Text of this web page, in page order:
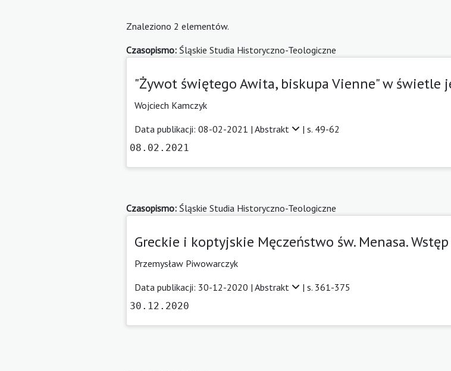
Znaleziono 2 elementów.
Czasopismo: Śląskie Studia Historyczno-Teologiczne
"Żywot świętego Awita, biskupa Vienne" w świetle
Wojciech Kamczyk
Data publikacji: 08-02-2021 | Abstrakt | s. 49-62
08.02.2021
Czasopismo: Śląskie Studia Historyczno-Teologiczne
Greckie i koptyjskie Męczeństwo św. Menasa.
Przemysław Piwowarczyk
Data publikacji: 30-12-2020 | Abstrakt | s. 361-375
30.12.2020